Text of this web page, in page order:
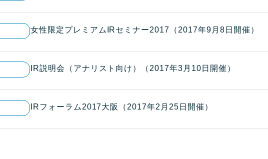
女性限定プレミアムIRセミナー2017（2017年9月8日開催）
IR説明会（アナリスト向け）（2017年3月10日開催）
IRフォーラム2017大阪（2017年2月25日開催）